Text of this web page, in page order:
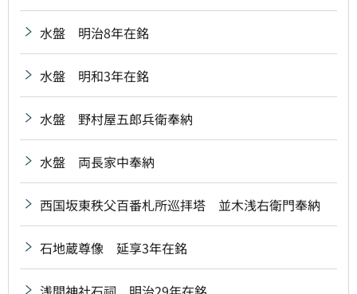
水盤 明治8年在銘
水盤 明和3年在銘
水盤 野村屋五郎兵衛奉納
水盤 両長家中奉納
西国坂東秩父百番札所巡拝塔 並木浅右衛門奉納
石地蔵尊像 延享3年在銘